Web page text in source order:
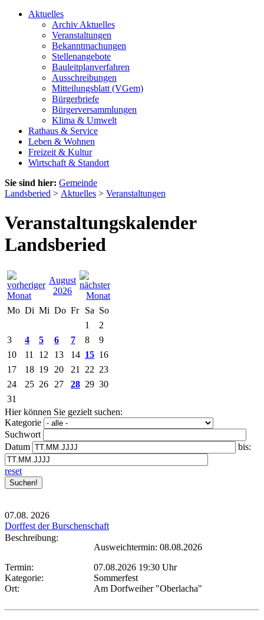
Aktuelles
Archiv Aktuelles
Veranstaltungen
Bekanntmachungen
Stellenangebote
Bauleitplanverfahren
Ausschreibungen
Mitteilungsblatt (VGem)
Bürgerbriefe
Bürgerversammlungen
Klima & Umwelt
Rathaus & Service
Leben & Wohnen
Freizeit & Kultur
Wirtschaft & Standort
Sie sind hier: Gemeinde
Landsberied > Aktuelles > Veranstaltungen
Veranstaltungskalender
Landsberied
August
2026
Mo Di Mi Do Fr Sa So
1
2
3
4 5 6 7 8
9
10
11 12 13 14 15 16
17
18 19 20 21 22 23
24
25 26 27 28 29 30
31
Hier können Sie gezielt suchen:
Kategorie
Suchwort
Datum
bis:
reset
07.08. 2026
Dorffest der Burschenschaft
Beschreibung:
Ausweichtermin: 08.08.2026
Termin:
07.08.2026 19:30 Uhr
Kategorie:
Sommerfest
Ort:
Am Dorfweiher "Oberlacha"